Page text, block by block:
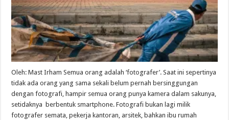
Oleh: Mast Irham Semua orang adalah ‘fotografer’. Saat ini sepertinya
tidak ada orang yang sama sekali belum pernah bersinggungan
dengan fotografi, hampir semua orang punya kamera dalam sakunya,
setidaknya berbentuk smartphone. Fotografi bukan lagi milik
fotografer semata, pekerja kantoran, arsitek, bahkan ibu rumah